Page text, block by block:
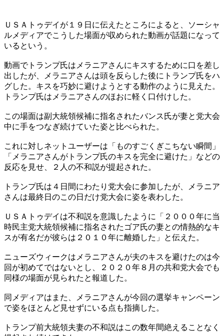
ＵＳＡトゥデイが１９日に伝えたところによると、ソーシャ
ルメディアでこうした場面が収められた動画が話題になって
いるという。
動画でトランプ氏はメラニアさんにキスするために口を差し
出したが、メラニアさんは頭を反らした後にトランプ氏をハ
グした。キスを巧妙に避けようとする動作のように見えた。
トランプ氏はメラニアさんのほおに軽く口付けした。
この場面は副大統領候補に指名されたバンス氏が妻と党大会
中に手をつなぎ続けていた姿と比べられた。
これに対しネットユーザーは「ものすごくぎこちない瞬間」
「メラニアさんがトランプ氏のキスを完全に避けた」などの
反応を見せ、２人の不和説が提起された。
トランプ氏は４日間にわたり党大会に参加したが、メラニア
さんは最終日のこの日だけ党大会に姿を表わした。
ＵＳＡトゥデイは不和説を意識したように「２０００年に当
時民主党大統領候補に指名されたゴア氏の妻との情熱的なキ
スが有名だが彼らは２０１０年に離婚した」と伝えた。
ニューズウィークはメラニアさんが夫のキスを避けたのは今
回が初めてではないとし、２０２０年８月の共和党大会でも
同様の場面が見られたと報道した。
同メディアはまた、メラニアさんが今回の選挙キャンペーン
で姿をほとんど見せずにいる点も指摘した。
トランプ前大統領夫妻の不和説はこの数年間絶えることなく